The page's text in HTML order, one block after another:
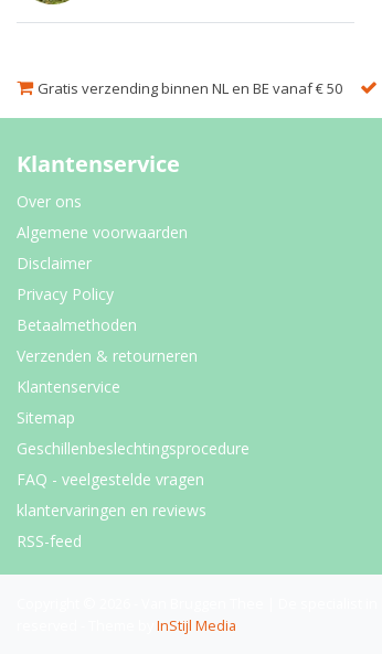
Gratis verzending binnen NL en BE vanaf € 50
Klantenservice
Over ons
Algemene voorwaarden
Disclaimer
Privacy Policy
Betaalmethoden
Verzenden & retourneren
Klantenservice
Sitemap
Geschillenbeslechtingsprocedure
FAQ - veelgestelde vragen
klantervaringen en reviews
RSS-feed
InStijl Media